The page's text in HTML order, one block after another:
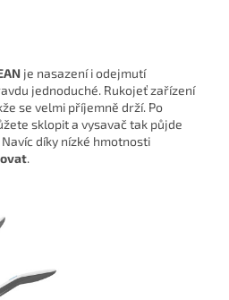
je nasazení i odejmutí
jednoduché. Rukojeť zařízení
se velmi příjemně drží. Po
sklopit a vysavač tak půjde
díky nízké hmotnosti
.